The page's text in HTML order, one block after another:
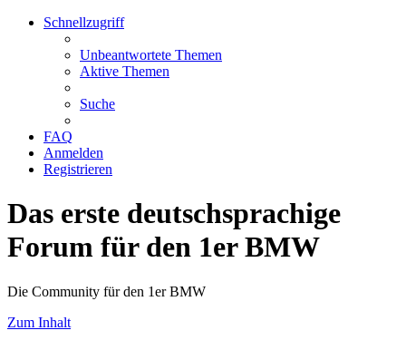
Schnellzugriff
Unbeantwortete Themen
Aktive Themen
Suche
FAQ
Anmelden
Registrieren
Das erste deutschsprachige
Forum für den 1er BMW
Die Community für den 1er BMW
Zum Inhalt